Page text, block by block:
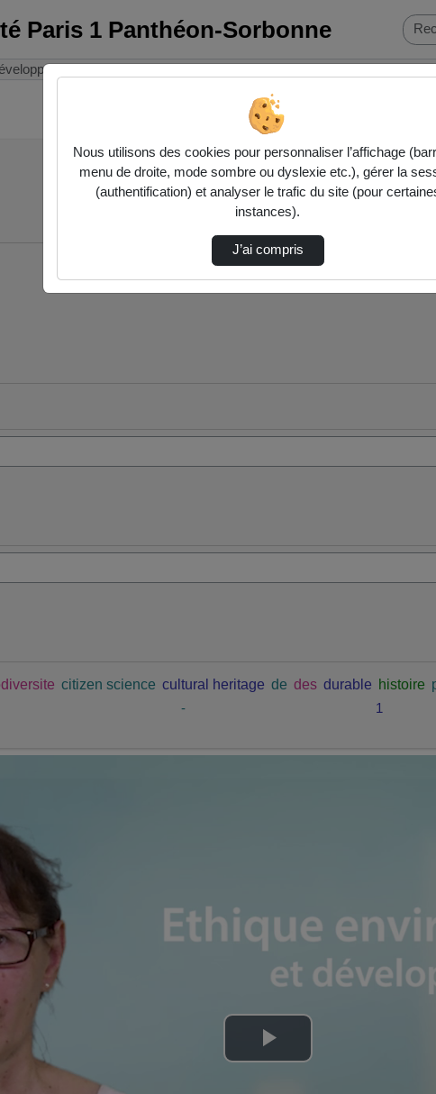
Paris 1 Panthéon-Sorbonne
citizen science cultural heritage de des durable histoire
- 1
Lire
Nous utilisons des cookies pour personnaliser l’affichage
menu de droite, mode sombre ou dyslexie etc.), gérer la
(authentification) et analyser le trafic du site (pour
instances).
J’ai compris